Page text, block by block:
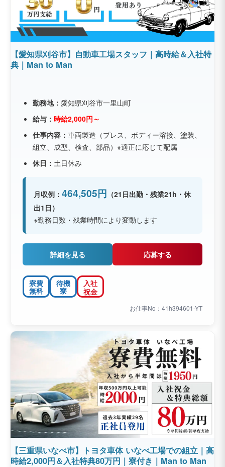
【愛知県刈谷市】自動車工場スタッフ｜高時給＆入社特
典｜Man to Man
勤務地： 愛知県刈谷市一里山町
給与： 時給2,000円～
仕事内容： 車両製造（プレス、ボディー溶接、塗装、
組立、成型、検査、部品）※適正に応じて配属
休日： 土日休み
月収例： 464,505円 （21日出勤・残業21h・休
出1日）
※勤務日数・残業時間により変動します
詳細を見る 応募する
寮費
無料
待機
寮
入社
祝金
お仕事No：41h394601-YT
【三重県いなべ市】トヨタ車体 いなべ工場での組立｜高
時給2,000円＆入社特典80万円｜寮付き｜Man to Man